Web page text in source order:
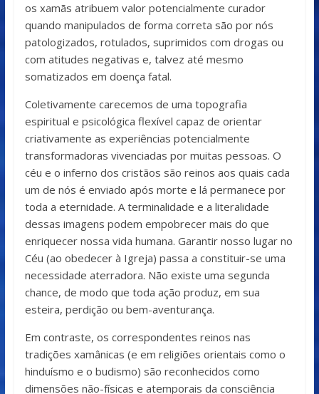
os xamãs atribuem valor potencialmente curador
quando manipulados de forma correta são por nós
patologizados, rotulados, suprimidos com drogas ou
com atitudes negativas e, talvez até mesmo
somatizados em doença fatal.
Coletivamente carecemos de uma topografia
espiritual e psicológica flexível capaz de orientar
criativamente as experiências potencialmente
transformadoras vivenciadas por muitas pessoas. O
céu e o inferno dos cristãos são reinos aos quais cada
um de nós é enviado após morte e lá permanece por
toda a eternidade. A terminalidade e a literalidade
dessas imagens podem empobrecer mais do que
enriquecer nossa vida humana. Garantir nosso lugar no
Céu (ao obedecer à Igreja) passa a constituir-se uma
necessidade aterradora. Não existe uma segunda
chance, de modo que toda ação produz, em sua
esteira, perdição ou bem-aventurança.
Em contraste, os correspondentes reinos nas
tradições xamânicas (e em religiões orientais como o
hinduísmo e o budismo) são reconhecidos como
dimensões não-físicas e atemporais da consciência